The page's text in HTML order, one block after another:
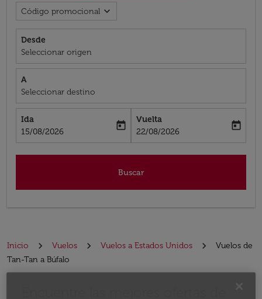
Código promocional expand_more
Desde
Seleccionar origen
A
Seleccionar destino
Ida
fc-booking-departure-date-aria-label
15/08/2026
today
Vuelta
fc-booking-return-date-aria-label
22/08/2026
today
Buscar
Inicio Vuelos Vuelos a Estados Unidos
Vuelos de
Tan-Tan a Búfalo